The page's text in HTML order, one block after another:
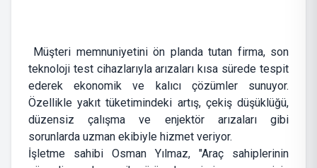
Müşteri memnuniyetini ön planda tutan firma, son
teknoloji test cihazlarıyla arızaları kısa sürede tespit
ederek ekonomik ve kalıcı çözümler sunuyor.
Özellikle yakıt tüketimindeki artış, çekiş düşüklüğü,
düzensiz çalışma ve enjektör arızaları gibi
sorunlarda uzman ekibiyle hizmet veriyor.
İşletme sahibi Osman Yılmaz, "Araç sahiplerinin